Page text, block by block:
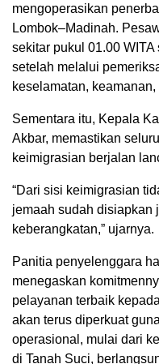
mengoperasikan
Lombok–Madinah.
sekitar pukul 01.00
setelah melalui
keselamatan,
Sementara itu, Kepala
Akbar, memastikan
keimigrasian berjalan
“Dari sisi keimigrasian
jemaah sudah disiapkan
keberangkatan,” ujarnya.
Panitia penyelenggara
menegaskan
pelayanan terbaik
akan terus diperkuat
operasional, mulai dari
di Tanah Suci,